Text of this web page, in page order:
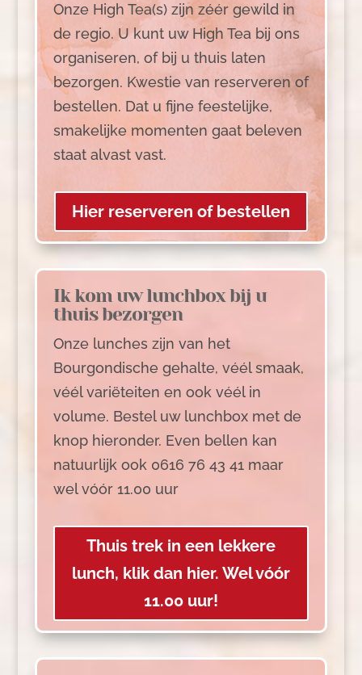
Onze High Tea(s) zijn zéér gewild in
de regio. U kunt uw High Tea bij ons
organiseren, of bij u thuis laten
bezorgen. Kwestie van reserveren of
bestellen. Dat u fijne feestelijke,
smakelijke momenten gaat beleven
staat alvast vast.
Hier reserveren of bestellen
Ik kom uw lunchbox bij u
thuis bezorgen
Onze lunches zijn van het
Bourgondische gehalte, véél smaak,
véél variëteiten en ook véél in
volume. Bestel uw lunchbox met de
knop hieronder. Even bellen kan
natuurlijk ook 0616 76 43 41 maar
wel vóór 11.00 uur
Thuis trek in een lekkere
lunch, klik dan hier. Wel vóór
11.00 uur!